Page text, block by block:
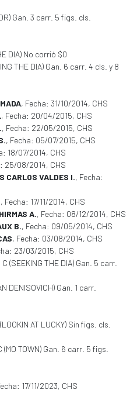
Gan. 3 carr. 5 figs. cls.
DIA) No corrió $0
THE DIA) Gan. 6 carr. 4 cls. y 8
, Fecha: 31/10/2014, CHS
, Fecha: 20/04/2015, CHS
, Fecha: 22/05/2015, CHS
, Fecha: 05/07/2015, CHS
18/07/2014, CHS
25/08/2014, CHS
CARLOS VALDES I., Fecha:
, Fecha: 17/11/2014, CHS
A., Fecha: 08/12/2014, CHS
B., Fecha: 09/05/2014, CHS
, Fecha: 03/08/2014, CHS
23/03/2015, CHS
C (SEEKING THE DIA) Gan. 5 carr.
DENISOVICH) Gan. 1 carr.
AT LUCKY) Sin figs. cls.
(MO TOWN) Gan. 6 carr. 5 figs.
17/11/2023, CHS